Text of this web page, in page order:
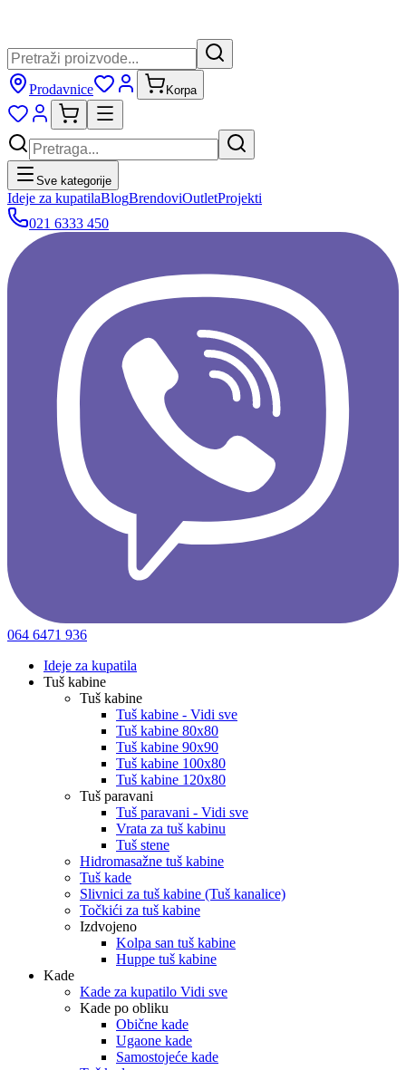
Prodavnice Korpa
Sve kategorije
Ideje za kupatilaBlogBrendoviOutletProjekti
021 6333 450
064 6471 936
Ideje za kupatila
Tuš kabine
Tuš kabine
Tuš kabine - Vidi sve
Tuš kabine 80x80
Tuš kabine 90x90
Tuš kabine 100x80
Tuš kabine 120x80
Tuš paravani
Tuš paravani - Vidi sve
Vrata za tuš kabinu
Tuš stene
Hidromasažne tuš kabine
Tuš kade
Slivnici za tuš kabine (Tuš kanalice)
Točkići za tuš kabine
Izdvojeno
Kolpa san tuš kabine
Huppe tuš kabine
Kade
Kade za kupatilo Vidi sve
Kade po obliku
Obične kade
Ugaone kade
Samostojeće kade